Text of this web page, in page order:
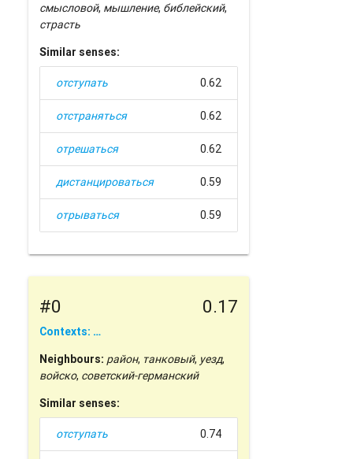
смысловой, мышление, библейский,
страсть
Similar senses:
отступать 0.62
отстраняться 0.62
отрешаться 0.62
дистанцироваться 0.59
отрываться 0.59
#0 0.17
Contexts: …
Neighbours: район, танковый, уезд,
войско, советский-германский
Similar senses:
отступать 0.74